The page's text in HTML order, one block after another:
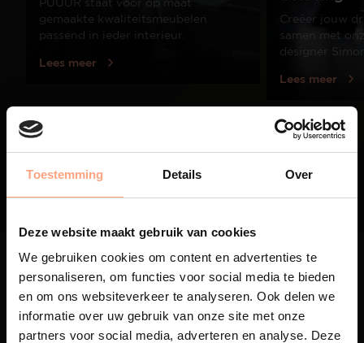
Toestemming Details Over
Deze website maakt gebruik van cookies
We gebruiken cookies om content en advertenties te
personaliseren, om functies voor social media te bieden
en om ons websiteverkeer te analyseren. Ook delen we
informatie over uw gebruik van onze site met onze
partners voor social media, adverteren en analyse. Deze
01
gemaakte kwaliteitsmeubelen
passend in ieder interieur.
Lees meer
Creëer jouw
samen met
designer
Lees meer
Maatwerk